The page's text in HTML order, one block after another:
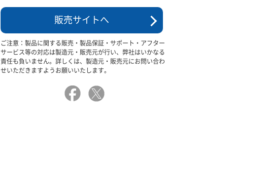
販売サイトへ
ご注意：製品に関する販売・製品保証・サポート・アフター
サービス等の対応は製造元・販売元が行い、弊社はいかなる
責任も負いません。詳しくは、製造元・販売元にお問い合わ
せいただきますようお願いいたします。